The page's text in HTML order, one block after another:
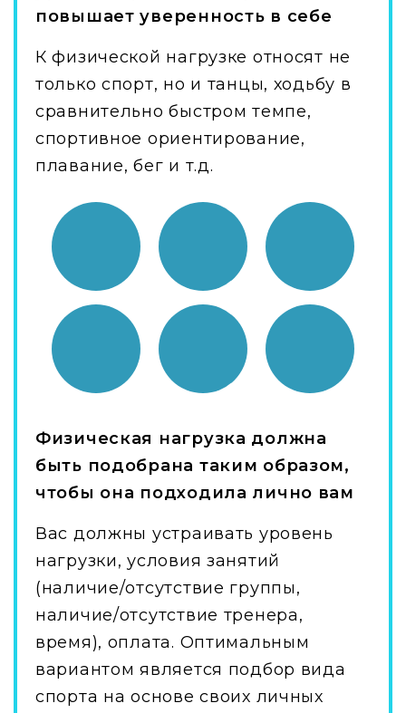
повышает уверенность в себе
К физической нагрузке относят не
только спорт, но и танцы, ходьбу в
сравнительно быстром темпе,
спортивное ориентирование,
плавание, бег и т.д.
Физическая нагрузка должна
быть подобрана таким образом,
чтобы она подходила лично вам
Вас должны устраивать уровень
нагрузки, условия занятий
(наличие/отсутствие группы,
наличие/отсутствие тренера,
время), оплата. Оптимальным
вариантом является подбор вида
спорта на основе своих личных